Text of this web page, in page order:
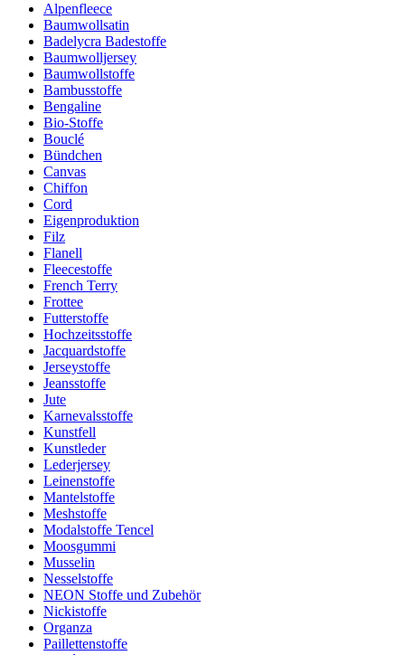
Alpenfleece
Baumwollsatin
Badelycra Badestoffe
Baumwolljersey
Baumwollstoffe
Bambusstoffe
Bengaline
Bio-Stoffe
Bouclé
Bündchen
Canvas
Chiffon
Cord
Eigenproduktion
Filz
Flanell
Fleecestoffe
French Terry
Frottee
Futterstoffe
Hochzeitsstoffe
Jacquardstoffe
Jerseystoffe
Jeansstoffe
Jute
Karnevalsstoffe
Kunstfell
Kunstleder
Lederjersey
Leinenstoffe
Mantelstoffe
Meshstoffe
Modalstoffe Tencel
Moosgummi
Musselin
Nesselstoffe
NEON Stoffe und Zubehör
Nickistoffe
Organza
Paillettenstoffe